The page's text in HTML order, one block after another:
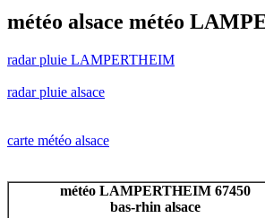
radar
pluie
carte
météo
france
villes
F
G
météo alsace météo
radar pluie LAMPERTHEIM
radar pluie alsace
carte météo alsace
météo LAMPERTHEIM 67450
bas-rhin alsace